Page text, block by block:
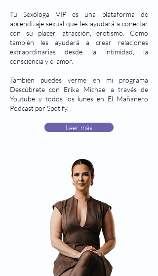
Tu Sexóloga VIP es una plataforma de
aprendizaje sexual que les ayudará a conectar
con su placer, atracción, erotismo. Como
también les ayudará a crear relaciones
extraordinarias desde la intimidad, la
consciencia y el amor.
También puedes verme en mi programa
Descúbrete con Erika Michael a través de
Youtube y todos los lunes en El Mañanero
Podcast por Spotify.
Leer más